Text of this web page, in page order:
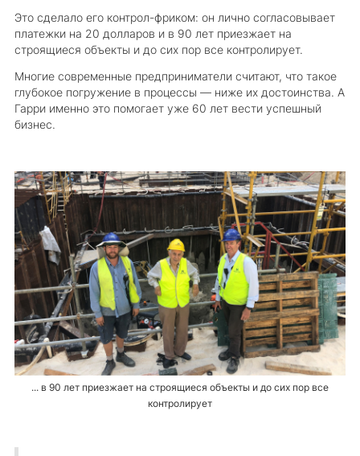
Это сделало его контрол-фриком: он лично согласовывает
платежки на 20 долларов и в 90 лет приезжает на
строящиеся объекты и до сих пор все контролирует.
Многие современные предприниматели считают, что такое
глубокое погружение в процессы — ниже их достоинства. А
Гарри именно это помогает уже 60 лет вести успешный
бизнес.
... в 90 лет приезжает на строящиеся объекты и до сих пор все
контролирует